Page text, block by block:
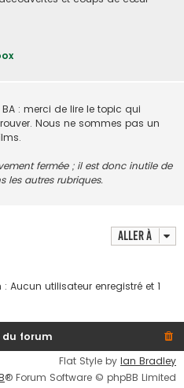
: merci de lire le topic qui
Nous ne sommes pas un
fermée ; il est donc inutile de
les autres rubriques.
Aller à
Aucun utilisateur enregistré et 1
du forum
Flat Style by Ian Bradley
® Forum Software © phpBB Limited